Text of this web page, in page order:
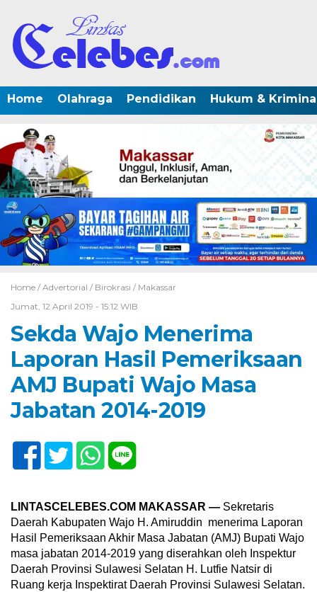
Home Olahraga Pendidikan Hukum &
Home / Advertorial / Birokrasi / Makassar
Jumat, 12 April 2019 - 15:12 WIB
Sekda Wajo Menerima
Laporan Hasil Pemeriksaan
AMJ Bupati Wajo Masa
Jabatan 2014-2019
LINTASCELEBES.COM MAKASSAR — Sekretaris
Daerah Kabupaten Wajo H. Amiruddin menerima Laporan
Hasil Pemeriksaan Akhir Masa Jabatan (AMJ) Bupati Wajo
masa jabatan 2014-2019 yang diserahkan oleh Inspektur
Daerah Provinsi Sulawesi Selatan H. Lutfie Natsir di
Ruang kerja Inspektirat Daerah Provinsi Sulawesi Selatan.